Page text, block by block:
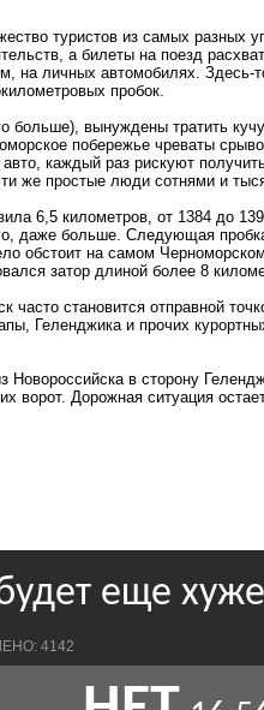
туристов из самых разных
а билеты на поезд
на личных автомобилях. Здесь-
пробок.
больше), вынуждены тратить
побережье чреваты
каждый раз рискуют
же простые люди сотнями и
6,5 километров, от 1384 до
даже больше. Следующая
обстоит на самом
затор длиной более 8
становится отправной
Геленджика и прочих
в сторону
Дорожная ситуация